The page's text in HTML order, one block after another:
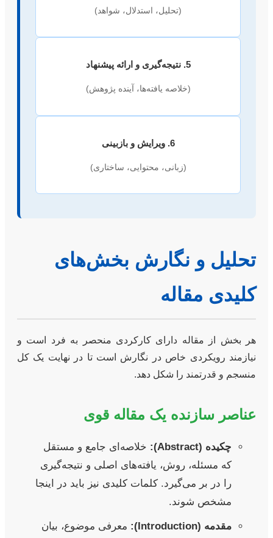
(تحلیل، استدلال، شواهد)
5. نتیجه‌گیری و ارائه پیشنهاد
(خلاصه یافته‌ها، آینده پژوهش)
6. ویرایش و بازبینی
(زبانی، محتوایی، ساختاری)
تحلیل و نگارش بخش‌های
کلیدی مقاله
هر بخش از مقاله دارای کارکردی منحصر به فرد است و
نیازمند رویکردی خاص در نگارش است تا در نهایت یک کل
منسجم و قدرتمند را شکل دهد.
عناصر سازنده یک مقاله قوی
چکیده (Abstract):
خلاصه‌ای جامع و مستقل
که مسئله، روش، یافته‌های اصلی و نتیجه‌گیری
را در بر می‌گیرد. کلمات کلیدی نیز باید در اینجا
مشخص شوند.
مقدمه (Introduction):
معرفی موضوع، بیان